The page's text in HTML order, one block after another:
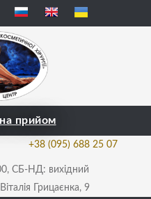
прийом
Грицаєнка, 9
СБ-НД: вихідний
+38 (095) 688 25 07